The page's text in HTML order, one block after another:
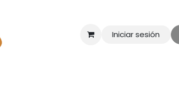
Iniciar sesión